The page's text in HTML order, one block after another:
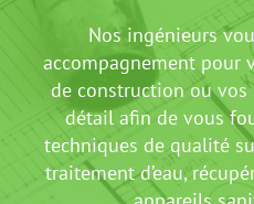
Nos ingénieurs
accompagnement pour
de construction ou
détail afin de vous
techniques de qualité
traitement d’eau,